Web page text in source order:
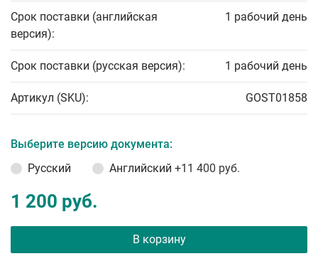
Срок поставки (английская
версия):
1 рабочий день
Срок поставки (русская версия): 1 рабочий день
Артикул (SKU): GOST01858
Выберите версию документа:
Русский
Английский +11 400 руб.
1 200 руб.
В корзину